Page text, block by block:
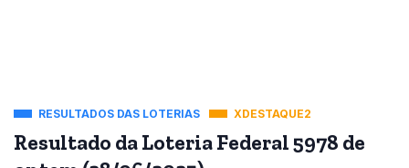
RESULTADOS DAS LOTERIAS XDESTAQUE2
Resultado da Loteria Federal 5978 de